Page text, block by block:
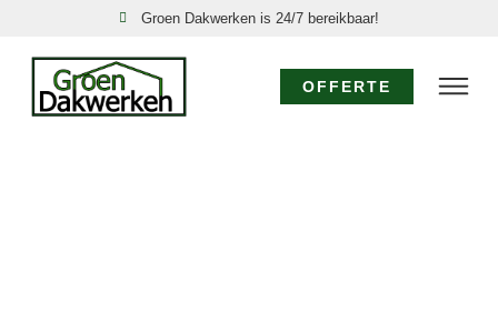
Groen Dakwerken is 24/7 bereikbaar!
OFFERTE